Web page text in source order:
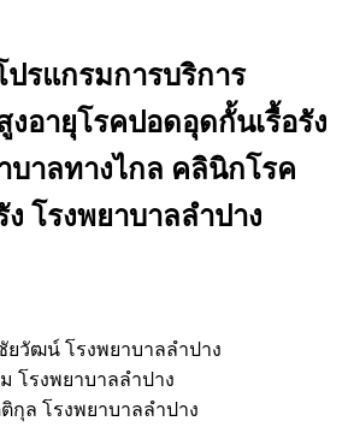
ปรแกรมการบริการ
อายุโรคปอดอุดกั้นเรื้อรัง
บาลทางไกล คลินิกโรค
โรงพยาบาลลำปาง
ยวัฒน์ โรงพยาบาลลำปาง
โรงพยาบาลลำปาง
กุล โรงพยาบาลลำปาง